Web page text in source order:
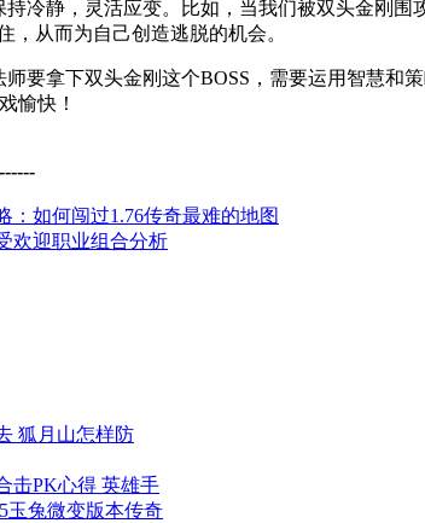
冷静，灵活应变。比如，当我们被双头金刚
，从而为自己创造逃脱的机会。
要拿下双头金刚这个BOSS，需要运用智慧
愉快！
：如何闯过1.76传奇最难的地图
欢迎职业组合分析
狐月山怎样防
击PK心得 英雄手
玉兔微变版本传奇